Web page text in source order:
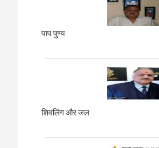
पाप पुण्य
शिवलिंग और जल